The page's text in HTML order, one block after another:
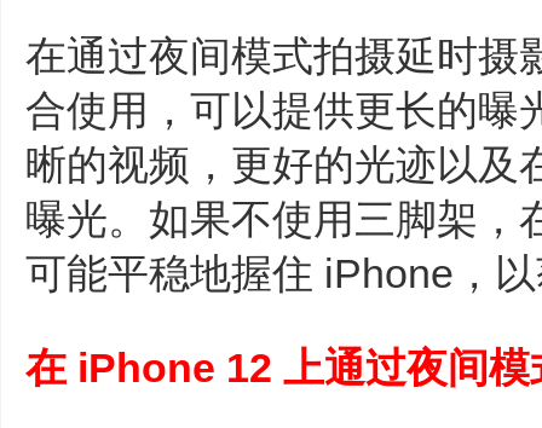
在通过夜间模式拍摄延时摄
合使用，可以提供更长的曝
晰的视频，更好的光迹以及
曝光。如果不使用三脚架，
可能平稳地握住 iPhone，
在 iPhone 12 上通过夜间